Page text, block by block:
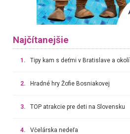
Najčítanejšie
1. Tipy kam s deťmi v Bratislave a okolí
2. Hradné hry Žofie Bosniakovej
3. TOP atrakcie pre deti na Slovensku
4. Včelárska nedeľa